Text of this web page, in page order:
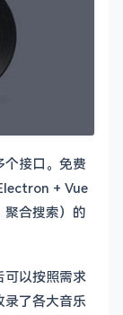
接口。免费
+ Vue
合搜索）的
可以按照需求
录了各大音乐